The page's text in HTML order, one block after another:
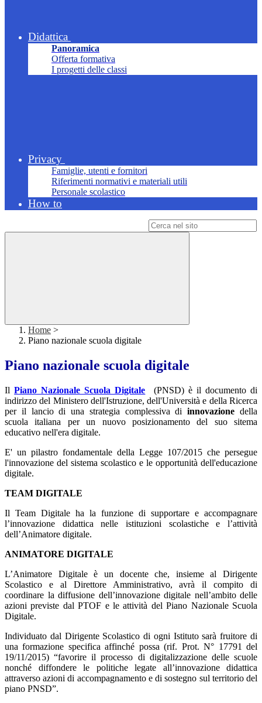
Didattica
Panoramica
Offerta formativa
I progetti delle classi
Privacy
Famiglie, utenti e fornitori
Riferimenti normativi e materiali utili
Personale scolastico
How to
Home >
Piano nazionale scuola digitale
Piano nazionale scuola digitale
IlPiano Nazionale Scuola Digitale (PNSD) è il documento di
indirizzo del Ministero dell'Istruzione, dell'Università e della Ricerca
per il lancio di una strategia complessiva diinnovazionedella
scuola italiana per un nuovo posizionamento del suo sitema
educativo nell'era digitale.
E' un pilastro fondamentale della Legge 107/2015 che persegue
l'innovazione del sistema scolastico e le opportunità dell'educazione
digitale.
TEAM DIGITALE
Il Team Digitale ha la funzione di supportare e accompagnare
l’innovazione didattica nelle istituzioni scolastiche e l’attività
dell’Animatore digitale.
ANIMATORE DIGITALE
L’Animatore Digitale è un docente che, insieme al Dirigente
Scolastico e al Direttore Amministrativo, avrà il compito di
coordinare la diffusione dell’innovazione digitale nell’ambito delle
azioni previste dal PTOF e le attività del Piano Nazionale Scuola
Digitale.
Individuato dal Dirigente Scolastico di ogni Istituto sarà fruitore di
una formazione specifica affinché possa (rif. Prot. N° 17791 del
19/11/2015) “favorire il processo di digitalizzazione delle scuole
nonché diffondere le politiche legate all’innovazione didattica
attraverso azioni di accompagnamento e di sostegno sul territorio del
piano PNSD”.